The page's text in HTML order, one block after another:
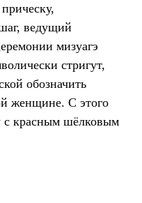
ведущий
мизуагэ
стригут,
обозначить
женщине. С этого
с красным шёлковым